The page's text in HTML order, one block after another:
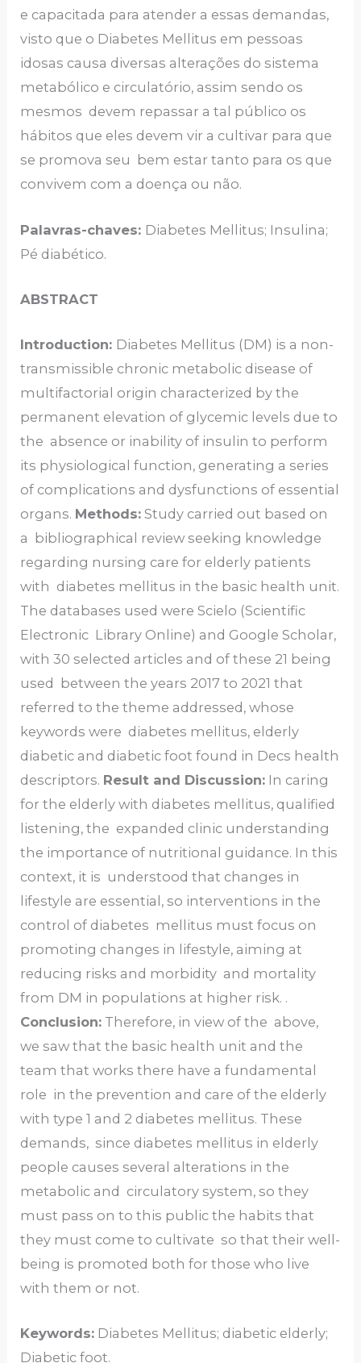
e capacitada para atender a essas demandas,
visto que o Diabetes Mellitus em pessoas
idosas causa diversas alterações do sistema
metabólico e circulatório, assim sendo os
mesmos devem repassar a tal público os
hábitos que eles devem vir a cultivar para que
se promova seu bem estar tanto para os que
convivem com a doença ou não.
Palavras-chaves: Diabetes Mellitus; Insulina;
Pé diabético.
ABSTRACT
Introduction: Diabetes Mellitus (DM) is a non-
transmissible chronic metabolic disease of
multifactorial origin characterized by the
permanent elevation of glycemic levels due to
the absence or inability of insulin to perform
its physiological function, generating a series
of complications and dysfunctions of essential
organs. Methods: Study carried out based on
a bibliographical review seeking knowledge
regarding nursing care for elderly patients
with diabetes mellitus in the basic health unit.
The databases used were Scielo (Scientific
Electronic Library Online) and Google Scholar,
with 30 selected articles and of these 21 being
used between the years 2017 to 2021 that
referred to the theme addressed, whose
keywords were diabetes mellitus, elderly
diabetic and diabetic foot found in Decs health
descriptors. Result and Discussion: In caring
for the elderly with diabetes mellitus, qualified
listening, the expanded clinic understanding
the importance of nutritional guidance. In this
context, it is understood that changes in
lifestyle are essential, so interventions in the
control of diabetes mellitus must focus on
promoting changes in lifestyle, aiming at
reducing risks and morbidity and mortality
from DM in populations at higher risk. .
Conclusion: Therefore, in view of the above,
we saw that the basic health unit and the
team that works there have a fundamental
role in the prevention and care of the elderly
with type 1 and 2 diabetes mellitus. These
demands, since diabetes mellitus in elderly
people causes several alterations in the
metabolic and circulatory system, so they
must pass on to this public the habits that
they must come to cultivate so that their well-
being is promoted both for those who live
with them or not.
Keywords: Diabetes Mellitus; diabetic elderly;
Diabetic foot.